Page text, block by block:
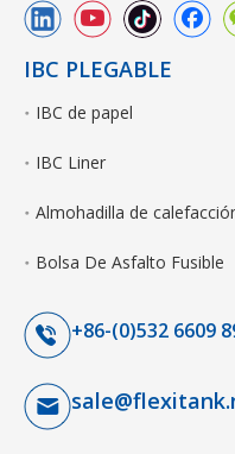
IBC PLEGABLE
IBC de papel
IBC Liner
Almohadilla de
Bolsa De Asfalto Fusible
+86-(0)532 6609